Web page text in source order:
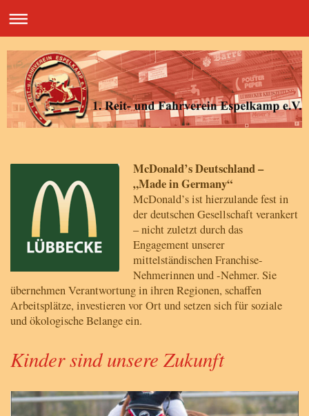
McDonald’s Deutschland –
„Made in Germany“
McDonald’s ist hierzulande fest in
der deutschen Gesellschaft verankert
– nicht zuletzt durch das
Engagement unserer
mittelständischen Franchise-
Nehmerinnen und -Nehmer. Sie
übernehmen Verantwortung in ihren Regionen, schaffen
Arbeitsplätze, investieren vor Ort und setzen sich für soziale
und ökologische Belange ein.
Kinder sind unsere Zukunft